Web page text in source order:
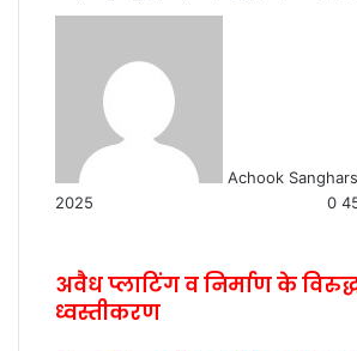
Achook
2025
0
अवैध प्लाटिंग व निर्माण के
ध्वस्तीकरण